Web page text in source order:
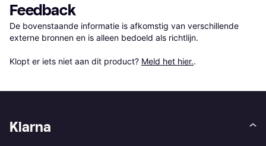
Feedback
De bovenstaande informatie is afkomstig van verschillende
externe bronnen en is alleen bedoeld als richtlijn.
Klopt er iets niet aan dit product? Meld het hier..
Klarna